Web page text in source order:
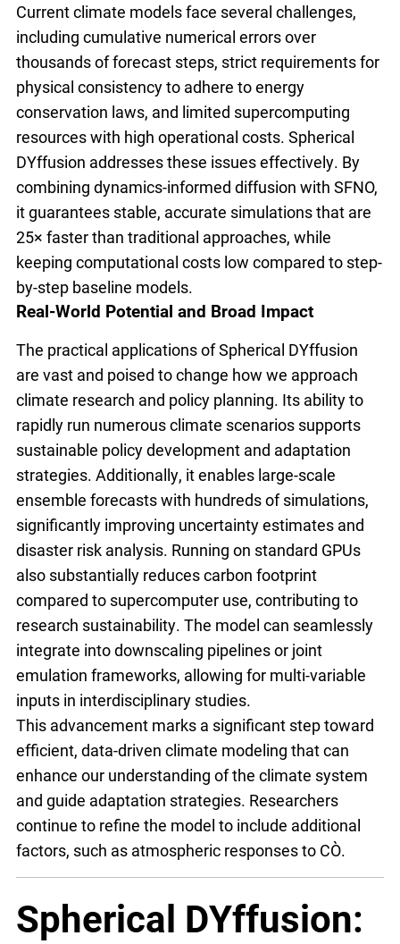
Current climate models face several challenges,
including cumulative numerical errors over
thousands of forecast steps, strict requirements for
physical consistency to adhere to energy
conservation laws, and limited supercomputing
resources with high operational costs. Spherical
DYffusion addresses these issues effectively. By
combining dynamics-informed diffusion with SFNO,
it guarantees stable, accurate simulations that are
25× faster than traditional approaches, while
keeping computational costs low compared to step-
by-step baseline models.
Real-World Potential and Broad Impact
The practical applications of Spherical DYffusion
are vast and poised to change how we approach
climate research and policy planning. Its ability to
rapidly run numerous climate scenarios supports
sustainable policy development and adaptation
strategies. Additionally, it enables large-scale
ensemble forecasts with hundreds of simulations,
significantly improving uncertainty estimates and
disaster risk analysis. Running on standard GPUs
also substantially reduces carbon footprint
compared to supercomputer use, contributing to
research sustainability. The model can seamlessly
integrate into downscaling pipelines or joint
emulation frameworks, allowing for multi-variable
inputs in interdisciplinary studies.
This advancement marks a significant step toward
efficient, data-driven climate modeling that can
enhance our understanding of the climate system
and guide adaptation strategies. Researchers
continue to refine the model to include additional
factors, such as atmospheric responses to CO₂.
Spherical DYffusion: